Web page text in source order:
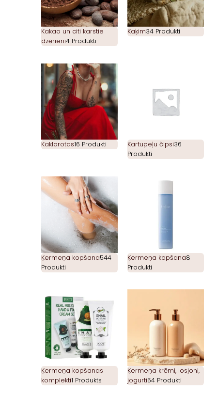
Kakao un citi karstie
dzērieni4 Produkti
Kaķim34 Produkti
Kaklarotas16 Produkti Kartupeļu čipsi36
Produkti
Ķermeņa kopšana544
Produkti
Ķermeņa kopšana8
Produkti
Ķermeņa kopšanas
komplekti1 Produkts
Ķermeņa krēmi, losjoni,
jogurti54 Produkti